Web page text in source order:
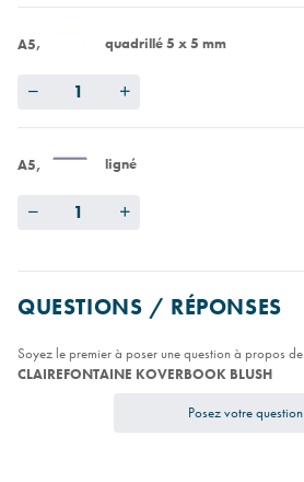
A5 quadrillé 5 x 5 mm
A5 ligné
QUESTIONS / RÉPONSES
Soyez le premier à poser une question à propos de
CLAIREFONTAINE KOVERBOOK BLUSH
Posez votre question